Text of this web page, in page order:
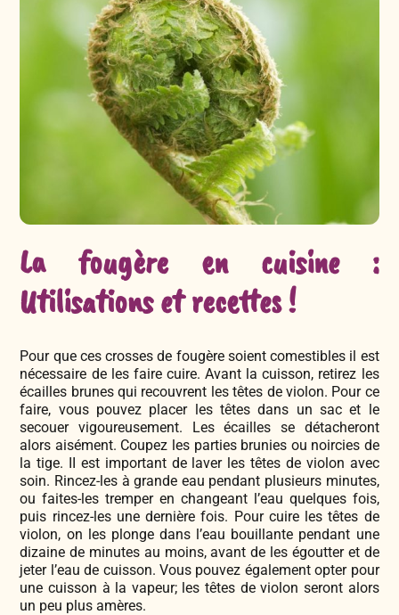
La fougère en cuisine :
Utilisations et recettes !
Pour que ces crosses de fougère soient comestibles il est
nécessaire de les faire cuire. Avant la cuisson, retirez les
écailles brunes qui recouvrent les têtes de violon. Pour ce
faire, vous pouvez placer les têtes dans un sac et le
secouer vigoureusement. Les écailles se détacheront
alors aisément. Coupez les parties brunies ou noircies de
la tige. II est important de laver les têtes de violon avec
soin. Rincez-les à grande eau pendant plusieurs minutes,
ou faites-les tremper en changeant l’eau quelques fois,
puis rincez-les une dernière fois. Pour cuire les têtes de
violon, on les plonge dans l’eau bouillante pendant une
dizaine de minutes au moins, avant de les égoutter et de
jeter l’eau de cuisson. Vous pouvez également opter pour
une cuisson à la vapeur; les têtes de violon seront alors
un peu plus amères.